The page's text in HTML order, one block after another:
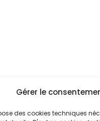
Gérer le
des cookies techniques
Télécharger les
générales des sorties
Compléter et